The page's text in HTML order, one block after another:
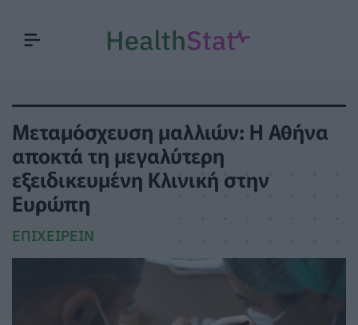
Μεταμόσχευση μαλλιών: Η Αθήνα
αποκτά τη μεγαλύτερη
εξειδικευμένη Κλινική στην
Ευρώπη
ΕΠΙΧΕΙΡΕΊΝ